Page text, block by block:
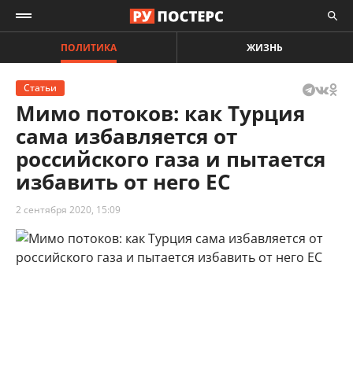
ПОЛИТИКА ЖИЗНЬ
Статьи
Мимо потоков: как Турция
сама избавляется от
российского газа и пытается
избавить от него ЕС
2 сентября 2020, 15:09